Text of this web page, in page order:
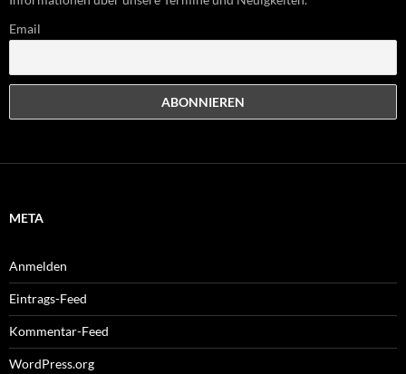
Email
META
Anmelden
Eintrags-Feed
Kommentar-Feed
WordPress.org